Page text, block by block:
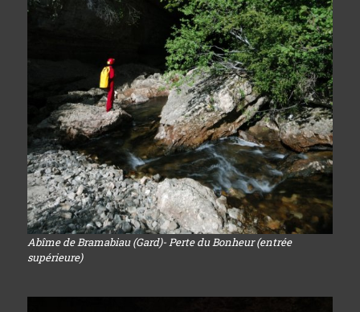
Abîme de Bramabiau (Gard)- Perte du Bonheur (entrée
supérieure)